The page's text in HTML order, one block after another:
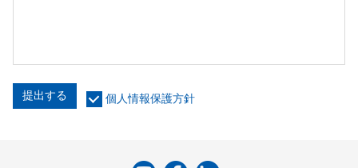
提出する 個人情報保護方針